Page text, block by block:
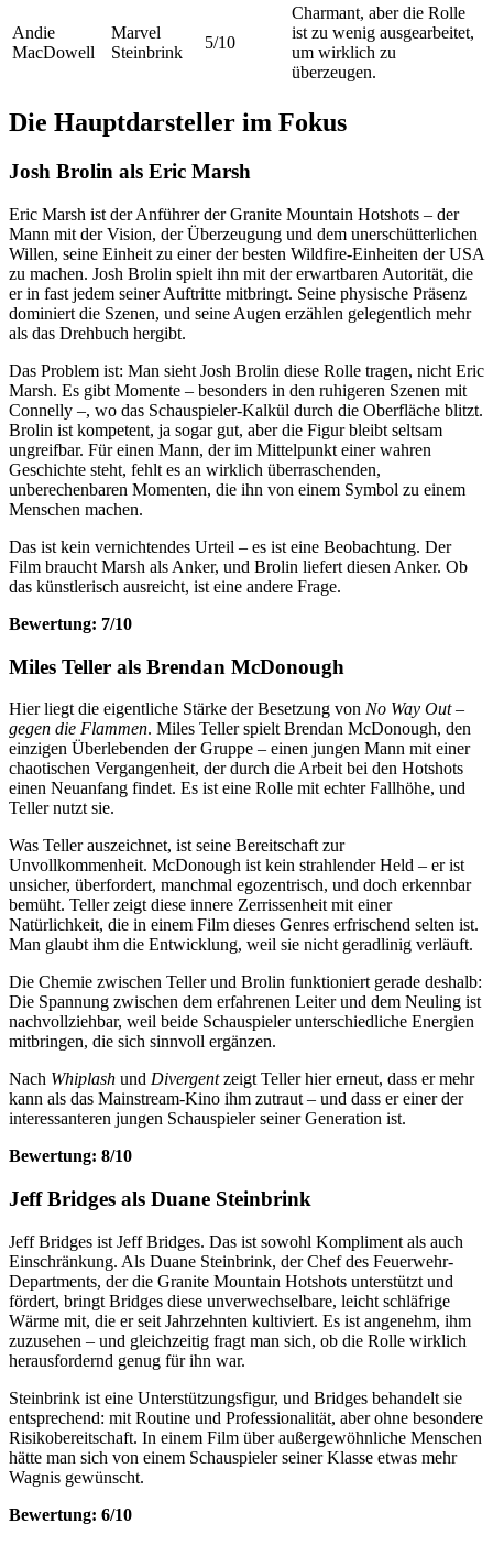
Andie
MacDowell
Marvel
Steinbrink
5/10
Charmant, aber die Rolle
ist zu wenig ausgearbeitet,
um wirklich zu
überzeugen.
Die Hauptdarsteller im Fokus
Josh Brolin als Eric Marsh
Eric Marsh ist der Anführer der Granite Mountain Hotshots – der
Mann mit der Vision, der Überzeugung und dem unerschütterlichen
Willen, seine Einheit zu einer der besten Wildfire-Einheiten der USA
zu machen. Josh Brolin spielt ihn mit der erwartbaren Autorität, die
er in fast jedem seiner Auftritte mitbringt. Seine physische Präsenz
dominiert die Szenen, und seine Augen erzählen gelegentlich mehr
als das Drehbuch hergibt.
Das Problem ist: Man sieht Josh Brolin diese Rolle tragen, nicht Eric
Marsh. Es gibt Momente – besonders in den ruhigeren Szenen mit
Connelly –, wo das Schauspieler-Kalkül durch die Oberfläche blitzt.
Brolin ist kompetent, ja sogar gut, aber die Figur bleibt seltsam
ungreifbar. Für einen Mann, der im Mittelpunkt einer wahren
Geschichte steht, fehlt es an wirklich überraschenden,
unberechenbaren Momenten, die ihn von einem Symbol zu einem
Menschen machen.
Das ist kein vernichtendes Urteil – es ist eine Beobachtung. Der
Film braucht Marsh als Anker, und Brolin liefert diesen Anker. Ob
das künstlerisch ausreicht, ist eine andere Frage.
Bewertung: 7/10
Miles Teller als Brendan McDonough
Hier liegt die eigentliche Stärke der Besetzung von No Way Out –
gegen die Flammen. Miles Teller spielt Brendan McDonough, den
einzigen Überlebenden der Gruppe – einen jungen Mann mit einer
chaotischen Vergangenheit, der durch die Arbeit bei den Hotshots
einen Neuanfang findet. Es ist eine Rolle mit echter Fallhöhe, und
Teller nutzt sie.
Was Teller auszeichnet, ist seine Bereitschaft zur
Unvollkommenheit. McDonough ist kein strahlender Held – er ist
unsicher, überfordert, manchmal egozentrisch, und doch erkennbar
bemüht. Teller zeigt diese innere Zerrissenheit mit einer
Natürlichkeit, die in einem Film dieses Genres erfrischend selten ist.
Man glaubt ihm die Entwicklung, weil sie nicht geradlinig verläuft.
Die Chemie zwischen Teller und Brolin funktioniert gerade deshalb:
Die Spannung zwischen dem erfahrenen Leiter und dem Neuling ist
nachvollziehbar, weil beide Schauspieler unterschiedliche Energien
mitbringen, die sich sinnvoll ergänzen.
Nach Whiplash und Divergentzeigt Teller hier erneut, dass er mehr
kann als das Mainstream-Kino ihm zutraut – und dass er einer der
interessanteren jungen Schauspieler seiner Generation ist.
Bewertung: 8/10
Jeff Bridges als Duane Steinbrink
Jeff Bridges ist Jeff Bridges. Das ist sowohl Kompliment als auch
Einschränkung. Als Duane Steinbrink, der Chef des Feuerwehr-
Departments, der die Granite Mountain Hotshots unterstützt und
fördert, bringt Bridges diese unverwechselbare, leicht schläfrige
Wärme mit, die er seit Jahrzehnten kultiviert. Es ist angenehm, ihm
zuzusehen – und gleichzeitig fragt man sich, ob die Rolle wirklich
herausfordernd genug für ihn war.
Steinbrink ist eine Unterstützungsfigur, und Bridges behandelt sie
entsprechend: mit Routine und Professionalität, aber ohne besondere
Risikobereitschaft. In einem Film über außergewöhnliche Menschen
hätte man sich von einem Schauspieler seiner Klasse etwas mehr
Wagnis gewünscht.
Bewertung: 6/10